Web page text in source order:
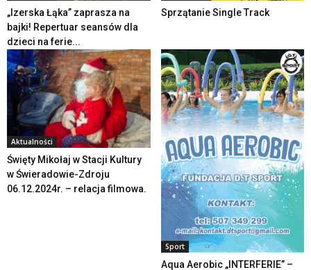
„Izerska Łąka” zaprasza na
bajki! Repertuar seansów dla
dzieci na ferie...
Sprzątanie Single Track
Aktualności
Święty Mikołaj w Stacji Kultury
w Świeradowie-Zdroju
06.12.2024r. – relacja filmowa.
Sport
Aqua Aerobic „INTERFERIE” –